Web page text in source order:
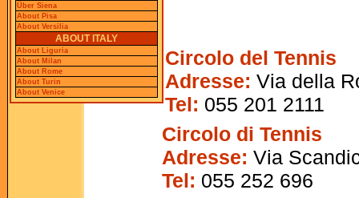
Über Siena
About Pisa
About Versilia
ABOUT ITALY
About Liguria
About Milan
About Rome
About Turin
About Venice
Circolo del Tennis
Adresse: Via della
Tel: 055 201 2111
Circolo di Tennis
Adresse: Via
Tel: 055 252 696